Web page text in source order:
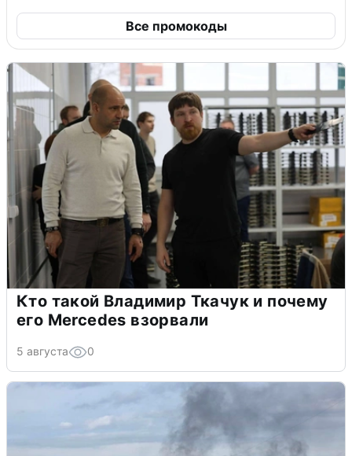
Все промокоды
Кто такой Владимир Ткачук и почему
его Mercedes взорвали
5 августа 0